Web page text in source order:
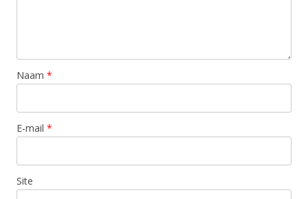
Naam *
E-mail *
Site